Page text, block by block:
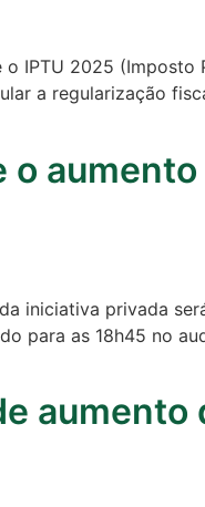
IPTU 2025 (Imposto
a regularização
aumento
iniciativa privada
para as 18h45 no
aumento